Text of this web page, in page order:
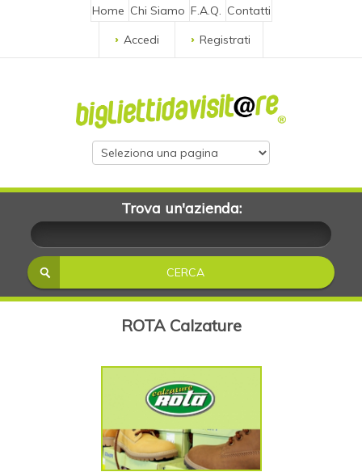
Home Chi Siamo F.A.Q. Contatti
Accedi
Registrati
Trova un'azienda:
ROTA Calzature